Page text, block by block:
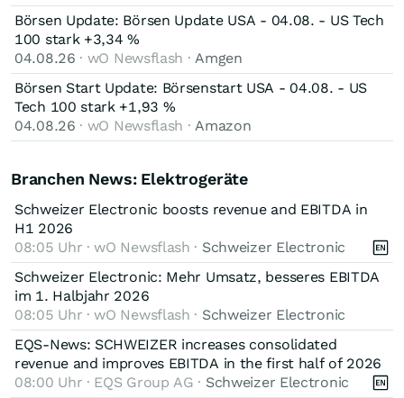
Börsen Update: Börsen Update USA - 04.08. - US Tech
100 stark +3,34 %
04.08.26 · wO Newsflash · Amgen
Börsen Start Update: Börsenstart USA - 04.08. - US
Tech 100 stark +1,93 %
04.08.26 · wO Newsflash · Amazon
Branchen News: Elektrogeräte
Schweizer Electronic boosts revenue and EBITDA in
H1 2026
08:05 Uhr · wO Newsflash · Schweizer Electronic
Schweizer Electronic: Mehr Umsatz, besseres EBITDA
im 1. Halbjahr 2026
08:05 Uhr · wO Newsflash · Schweizer Electronic
EQS-News: SCHWEIZER increases consolidated
revenue and improves EBITDA in the first half of 2026
08:00 Uhr · EQS Group AG · Schweizer Electronic